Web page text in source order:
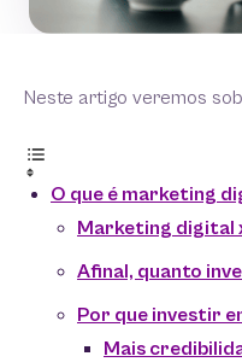
Neste artigo veremos
O que é marketing
Marketing digital
Afinal, quanto
Por que investir
Mais